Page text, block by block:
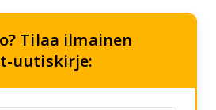
Tilaa ilmainen
uutiskirje: